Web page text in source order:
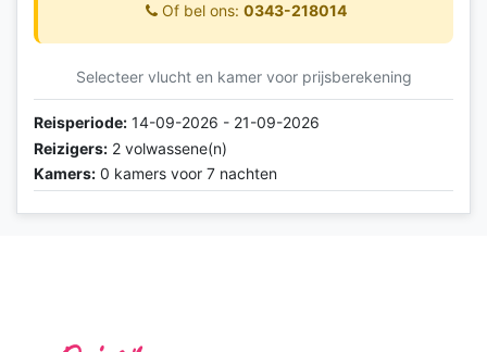
Of bel ons: 0343-218014
Selecteer vlucht en kamer voor prijsberekening
Reisperiode: 14-09-2026 - 21-09-2026
Reizigers: 2 volwassene(n)
Kamers: 0 kamers voor 7 nachten